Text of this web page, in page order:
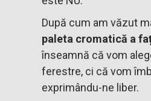
După cum am văzut
paleta cromatică a
înseamnă că vom
ferestre, ci că vom
exprimându-ne liber.